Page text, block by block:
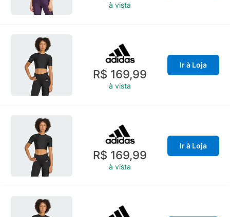
à vista
R$ 169,99
à vista
Ir à Loja
R$ 169,99
à vista
Ir à Loja